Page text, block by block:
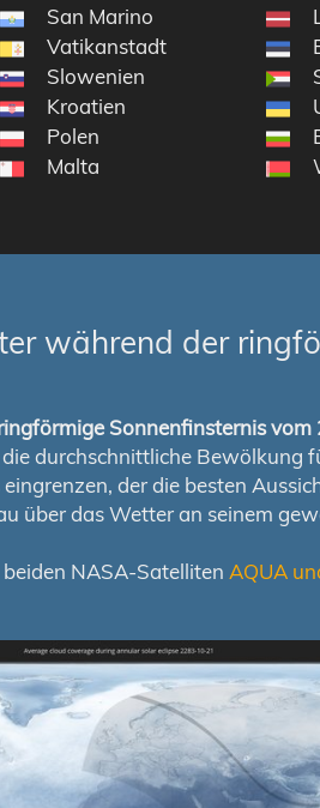
San Marino
Vatikanstadt
Slowenien
Kroatien
Polen
Malta
während der
Sonnenfinsternis
durchschnittliche Bewölkung
der die besten
über das Wetter an seinem
NASA-Satelliten AQUA